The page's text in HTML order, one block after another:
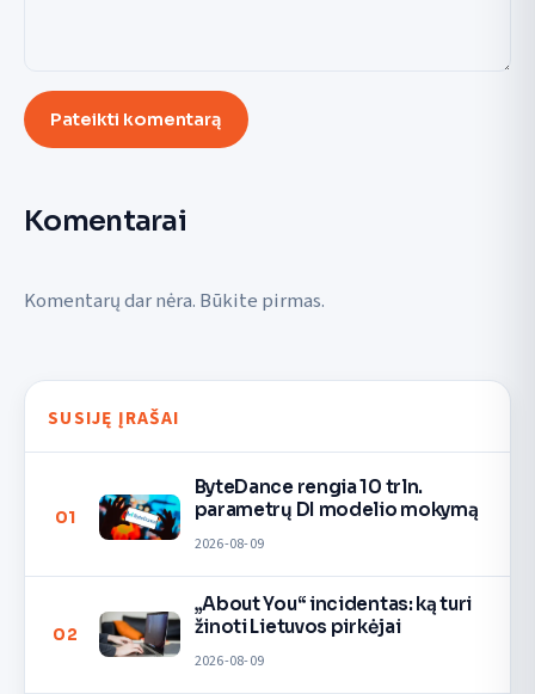
Pateikti komentarą
Komentarai
Komentarų dar nėra. Būkite pirmas.
SUSIJĘ ĮRAŠAI
01
ByteDance rengia 10 trln.
parametrų DI modelio mokymą
2026-08-09
02
„About You“ incidentas: ką turi
žinoti Lietuvos pirkėjai
2026-08-09